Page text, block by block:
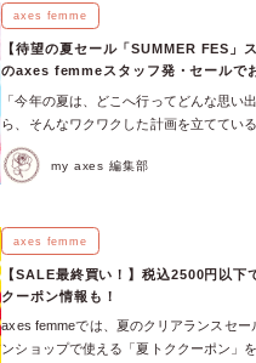
axes femme
【待望の夏セール「SUMMER FES」
のaxes femmeスタッフ発・セールで
「今年の夏は、どこへ行ってどんな思
ら、そんなワクワクした計画を立ててい
夏休みを控えて、お出かけ気分が高まる
ップの夏の大セール「SUMMER FES」
ングは、オンラインショップでそのまま
準備をはじめましょう♪ SUMMER FES
月17日（金）から7月21日（火）までの5
SUMMER FESがスタートします！ お出
ールやクーポンなどワクワクするコンテ
my axes 編集部
axes femme
【SALE最終買い！】税込2500円以
クーポン情報も！
axes femmeでは、夏のクリアランスセ
ンショップで使える「夏トククーポン」